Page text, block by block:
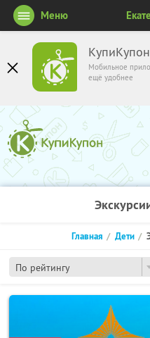
КупиКупон
Мобильное
ещё удобнее
Меню
По рейтингу
Главная Дети